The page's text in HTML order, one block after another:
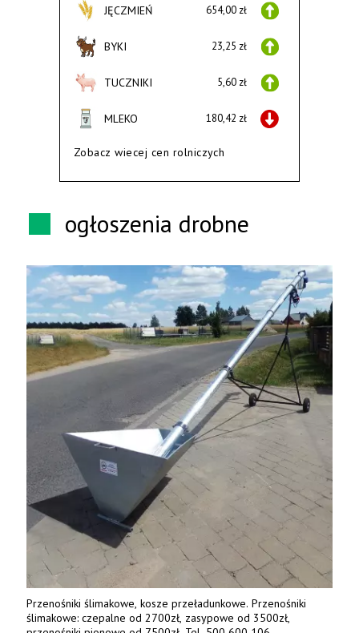
JĘCZMIEŃ 654,00 zł
BYKI 23,25 zł
TUCZNIKI 5,60 zł
MLEKO 180,42 zł
Zobacz wiecej cen rolniczych
ogłoszenia drobne
Przenośniki ślimakowe, kosze przeładunkowe. Przenośniki
ślimakowe: czepalne od 2700zł, zasypowe od 3500zł,